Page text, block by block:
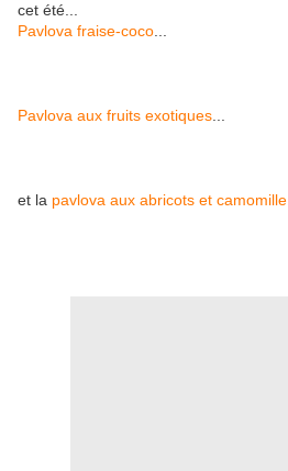
cet été...
Pavlova fraise-coco
Pavlova aux fruits exotiques
et la pavlova aux abricots et camomille